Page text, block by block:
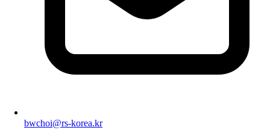
bwchoi@rs-korea.kr